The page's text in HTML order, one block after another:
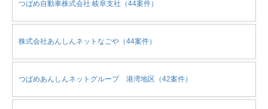
つばめ自動車株式会社 岐阜支社（44案件）
株式会社あんしんネットなごや（44案件）
つばめあんしんネットグループ 港湾地区（42案件）